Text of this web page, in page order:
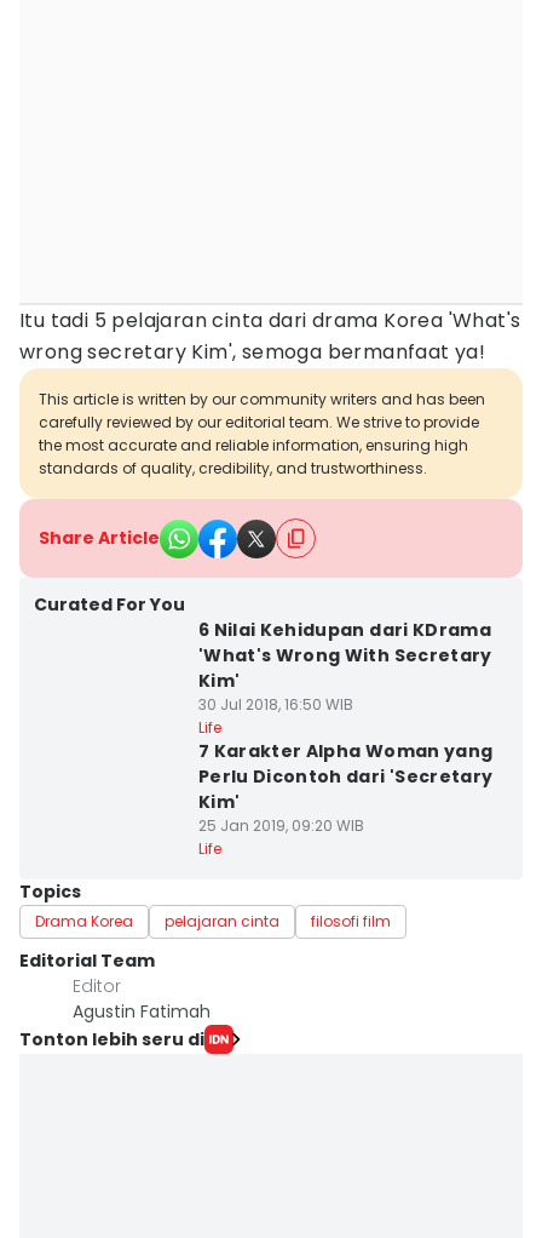
Itu tadi 5 pelajaran cinta dari drama Korea 'What's
wrong secretary Kim', semoga bermanfaat ya!
This article is written by our community writers and has been
carefully reviewed by our editorial team. We strive to provide
the most accurate and reliable information, ensuring high
standards of quality, credibility, and trustworthiness.
Share Article
Curated For You
6 Nilai Kehidupan dari KDrama
'What's Wrong With Secretary
Kim'
30 Jul 2018, 16:50 WIB
Life
7 Karakter Alpha Woman yang
Perlu Dicontoh dari 'Secretary
Kim'
25 Jan 2019, 09:20 WIB
Life
Topics
Drama Korea pelajaran cinta filosofi film
Editorial Team
Editor
Agustin Fatimah
Tonton lebih seru di